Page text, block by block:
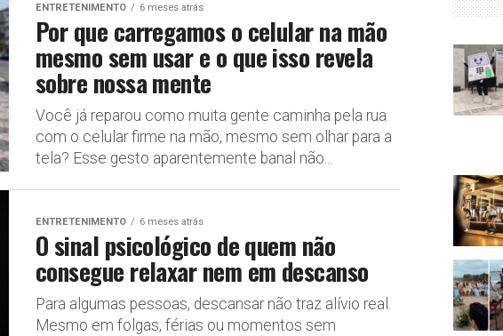
ENTRETENIMENTO 6 meses atrás
Por que carregamos o celular na mão
mesmo sem usar e o que isso revela
sobre nossa mente
Você já reparou como muita gente caminha pela rua
com o celular firme na mão, mesmo sem olhar para a
tela? Esse gesto aparentemente banal não...
ENTRETENIMENTO 6 meses atrás
O sinal psicológico de quem não
consegue relaxar nem em descanso
Para algumas pessoas, descansar não traz alívio real.
Mesmo em folgas, férias ou momentos sem